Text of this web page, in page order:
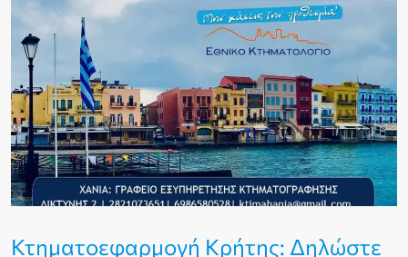
Κτηματοεφαρμογή Κρήτης: Δηλώστε